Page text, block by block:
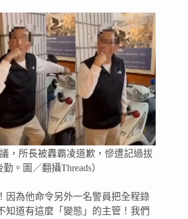
，所長被轟霸凌道歉，慘遭記過拔
。圖／翻攝Threads）
因為他命令另外一名警員把全程錄
知道有這麼「變態」的主管！我們